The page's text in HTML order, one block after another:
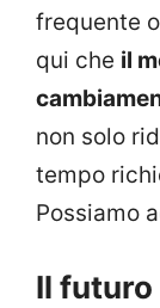
frequente
qui che il
non solo
tempo
Possiamo
Il